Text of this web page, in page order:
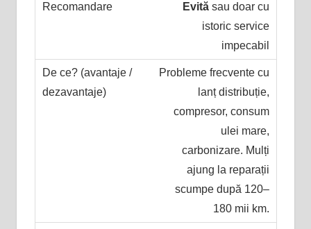
Evităsau doar cu
istoric service
impecabil
Probleme frecvente cu
lanț distribuție,
compresor, consum
ulei mare,
carbonizare. Mulți
ajung la reparații
scumpe după 120–
180 mii km.